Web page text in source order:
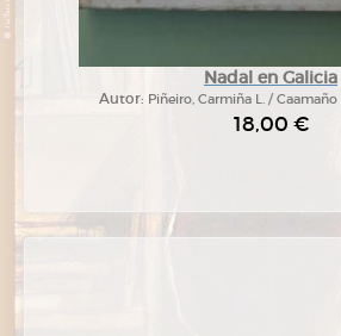
Nadal en Galicia
Autor: Piñeiro, Carmiña L. /
18,00 €